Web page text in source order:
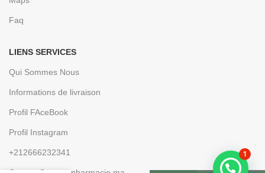
Faq
LIENS SERVICES
Qui Sommes Nous
Informations de livraison
Profil FAceBook
Profil Instagram
+212666232341
ACM
1